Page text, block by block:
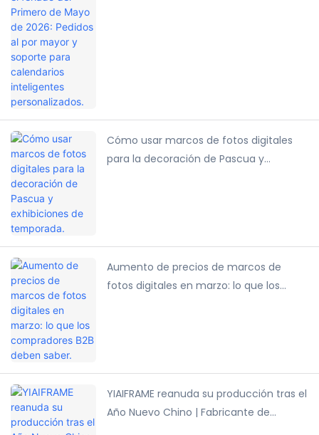
Cómo usar marcos de fotos digitales
para la decoración de Pascua y
Aumento de precios de marcos de
fotos digitales en marzo: lo que los
YIAIFRAME reanuda su producción tras el
Año Nuevo Chino | Fabricante de